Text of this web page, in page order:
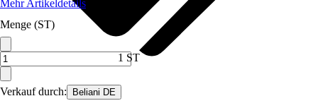
Verkauf durch: Beliani DE
Mehr Artikeldetails
Menge (ST)
1 ST